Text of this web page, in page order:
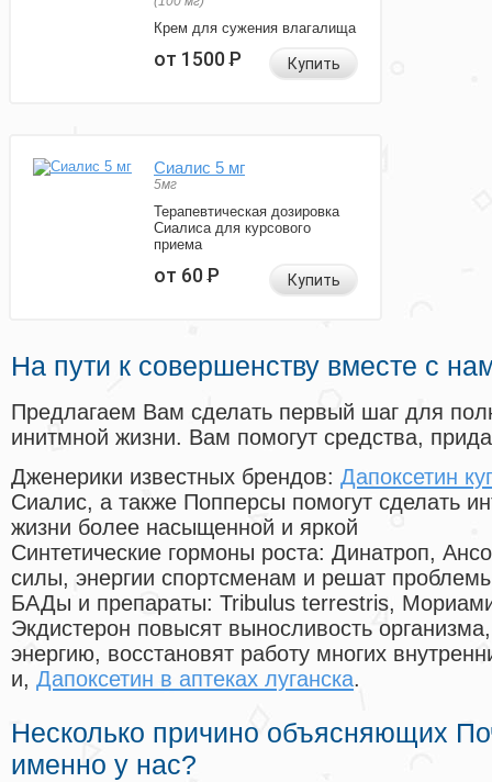
Крем для сужения влагалища
от 1500Р Купить
Сиалис 5 мг
5мг
Терапевтическая дозировка
Сиалиса для курсового
приема
от 60Р Купить
На пути к совершенству вместе с
Предлагаем Вам сделать первый шаг для
инитмной жизни. Вам помогут средства,
Дженерики известных брендов: Дапоксетин
Сиалис, а также Попперсы помогут сделать
жизни более насыщенной и яркой
Синтетические гормоны роста: Динатроп,
силы, энергии спортсменам и решат
БАДы и препараты: Tribulus terrestris,
Экдистерон повысят выносливость
энергию, восстановят работу многих
и, Дапоксетин в аптеках луганска.
Несколько причино объясняющих
именно у нас?